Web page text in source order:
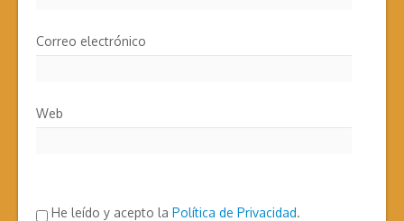
Correo electrónico
Web
He leído y acepto la Política de Privacidad.